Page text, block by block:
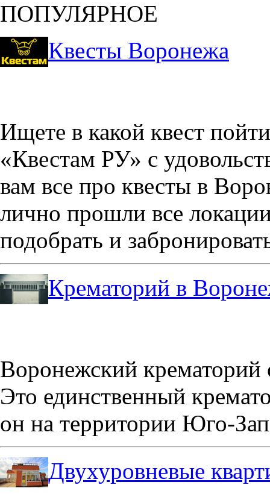
ПОПУЛЯРНОЕ
Квесты Воронежа
Ищете в какой квест
«Квестам РУ» с
вам все про квесты в
лично прошли все
подобрать и
Крематорий в
Воронежский крематорий
Это единственный
он на территории Юго-
Двухуровневые